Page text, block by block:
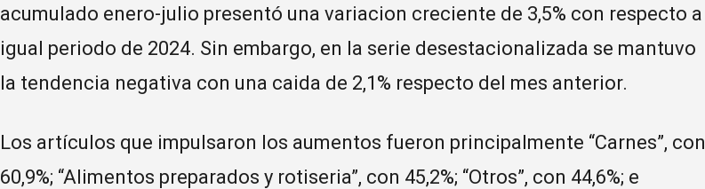
acumulado enero-julio presentó una variacion creciente de 3,5% con respecto a
igual periodo de 2024. Sin embargo, en la serie desestacionalizada se mantuvo
la tendencia negativa con una caida de 2,1% respecto del mes anterior.
Los artículos que impulsaron los aumentos fueron principalmente “Carnes”, con
60,9%; “Alimentos preparados y rotiseria”, con 45,2%; “Otros”, con 44,6%; e